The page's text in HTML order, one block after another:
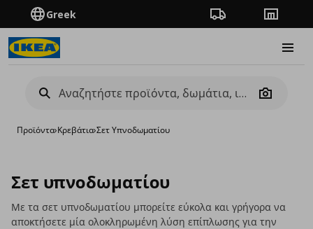
Greek Πορεία παραγγελίας
Camera
Προϊόντα›Κρεβάτια›Σετ Υπνοδωματίου
Σετ υπνοδωματίου
Με τα σετ υπνοδωματίου μπορείτε εύκολα και γρήγορα να
αποκτήσετε μία ολοκληρωμένη λύση επίπλωσης για την